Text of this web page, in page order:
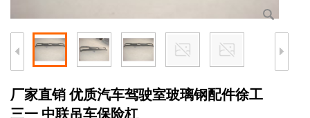
厂家直销 优质汽车驾驶室玻璃钢配件徐工
三一 中联吊车保险杠